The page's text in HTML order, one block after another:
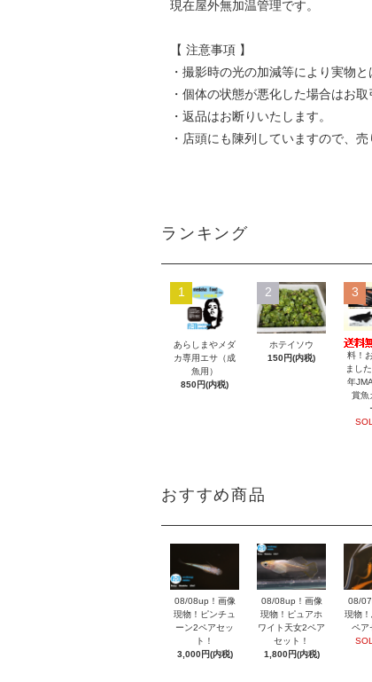
現在屋外無加温管理です。
【 注意事項 】
・撮影時の光の加減等により実物
・個体の状態が悪化した場合はお
・返品はお断りいたします。
・店頭にも陳列していますので、
ランキング
1
あらしまやメダ
カ専用エサ（成
魚用）
850円(内税)
2
ホテイソウ
150円(内税)
3
料！
まし
年
賞魚
おすすめ商品
08/08up！画像
現物！ピンチュ
ーン2ペアセッ
ト！
3,000円(内税)
08/08up！画像
現物！ピュアホ
ワイト天女2ペア
セット！
1,800円(内税)
08/
現物
ペア